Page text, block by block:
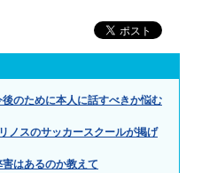
のために本人に話すべきか悩む
ノスのサッカースクールが掲げ
はあるのか教えて